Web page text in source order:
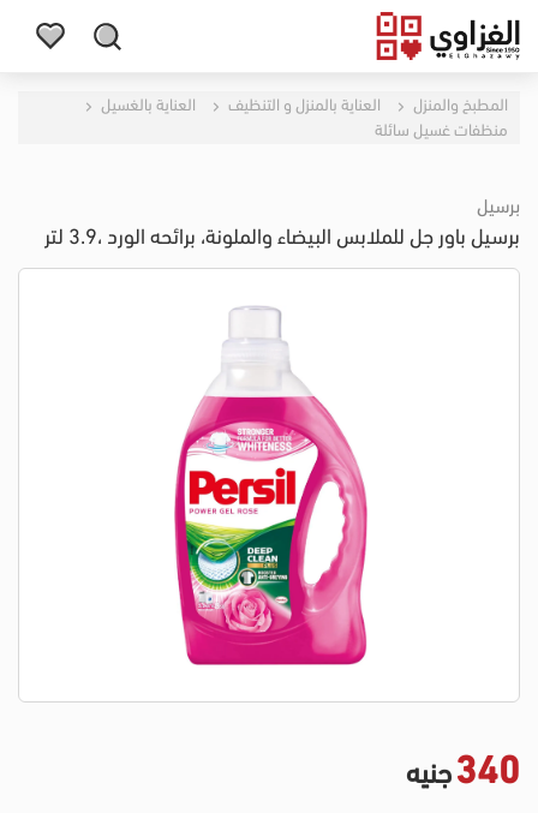
المطبخ والمنزل العناية بالمنزل و التنظيف
العناية بالغسيل
منظفات غسيل سائلة
برسيل
برسيل باور جل للملابس البيضاء والملونة، برائحه الورد ،3.9 لتر
340جنيه